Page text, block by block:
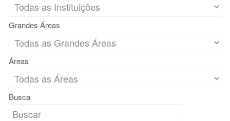
Grandes Áreas
Áreas
Busca